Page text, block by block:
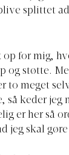
splittet
op for mig,
og støtte.
to meget
så keder jeg
er her så
jeg skal